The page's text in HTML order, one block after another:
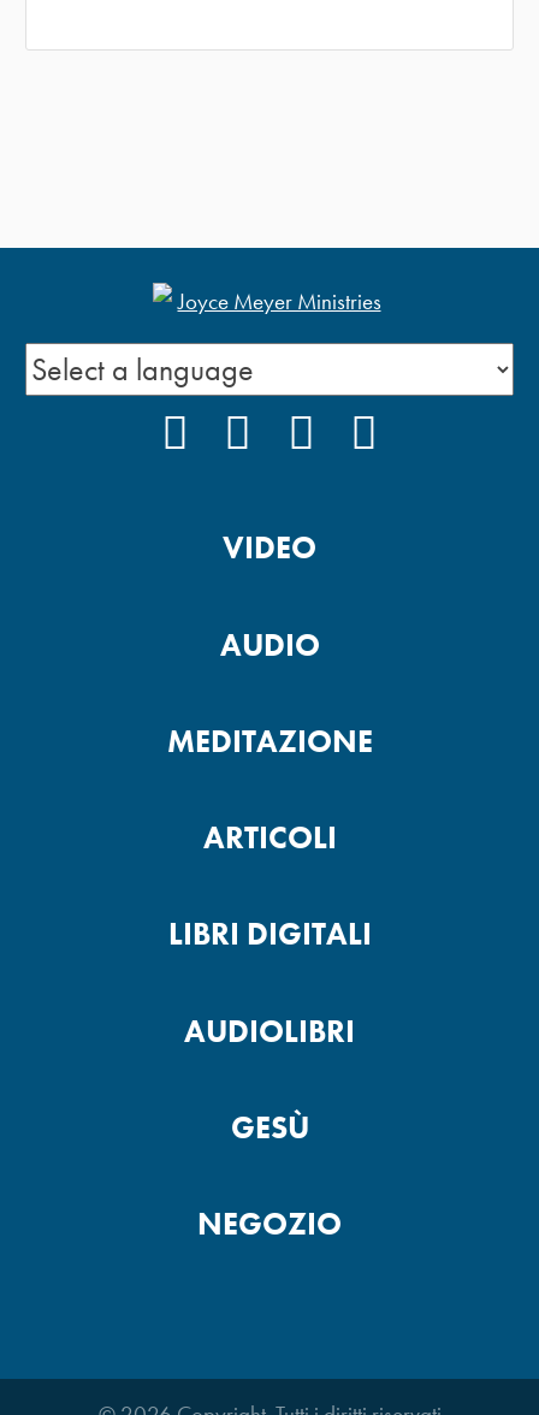
VIDEO
AUDIO
MEDITAZIONE
ARTICOLI
LIBRI DIGITALI
AUDIOLIBRI
GESÙ
NEGOZIO